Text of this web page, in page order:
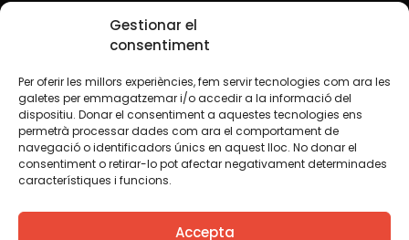
Gestionar el
consentiment
Per oferir les millors experiències, fem servir tecnologies com ara les
galetes per emmagatzemar i/o accedir a la informació del
dispositiu. Donar el consentiment a aquestes tecnologies ens
permetrà processar dades com ara el comportament de
navegació o identificadors únics en aquest lloc. No donar el
consentiment o retirar-lo pot afectar negativament determinades
característiques i funcions.
Accepta
Redes sociales
TWT YTB IG FB IN
Aviso legalPolítica de cookies
Creemos que el conocimiento debe compartirse. Por eso
utilizamos una licencia Creative Commons, salvo que en